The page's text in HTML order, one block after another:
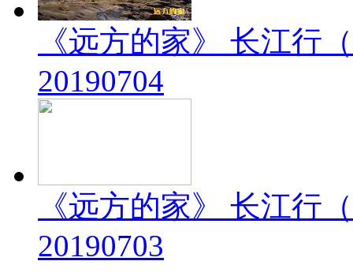
《远方的家》 长江行
20190704
《远方的家》 长江行
20190703